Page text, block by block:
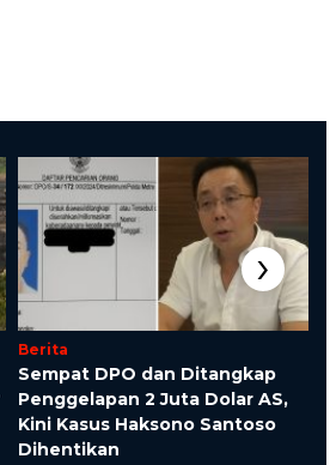
Berita
Sempat DPO dan Ditangkap
Penggelapan 2 Juta Dolar AS,
Kini Kasus Haksono Santoso
Dihentikan
›